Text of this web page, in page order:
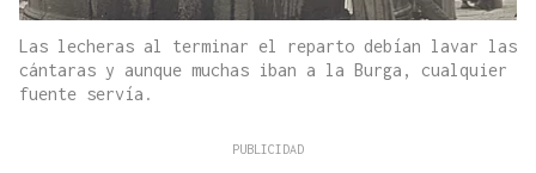
Las lecheras al terminar el reparto debían lavar las
cántaras y aunque muchas iban a la Burga, cualquier
fuente servía.